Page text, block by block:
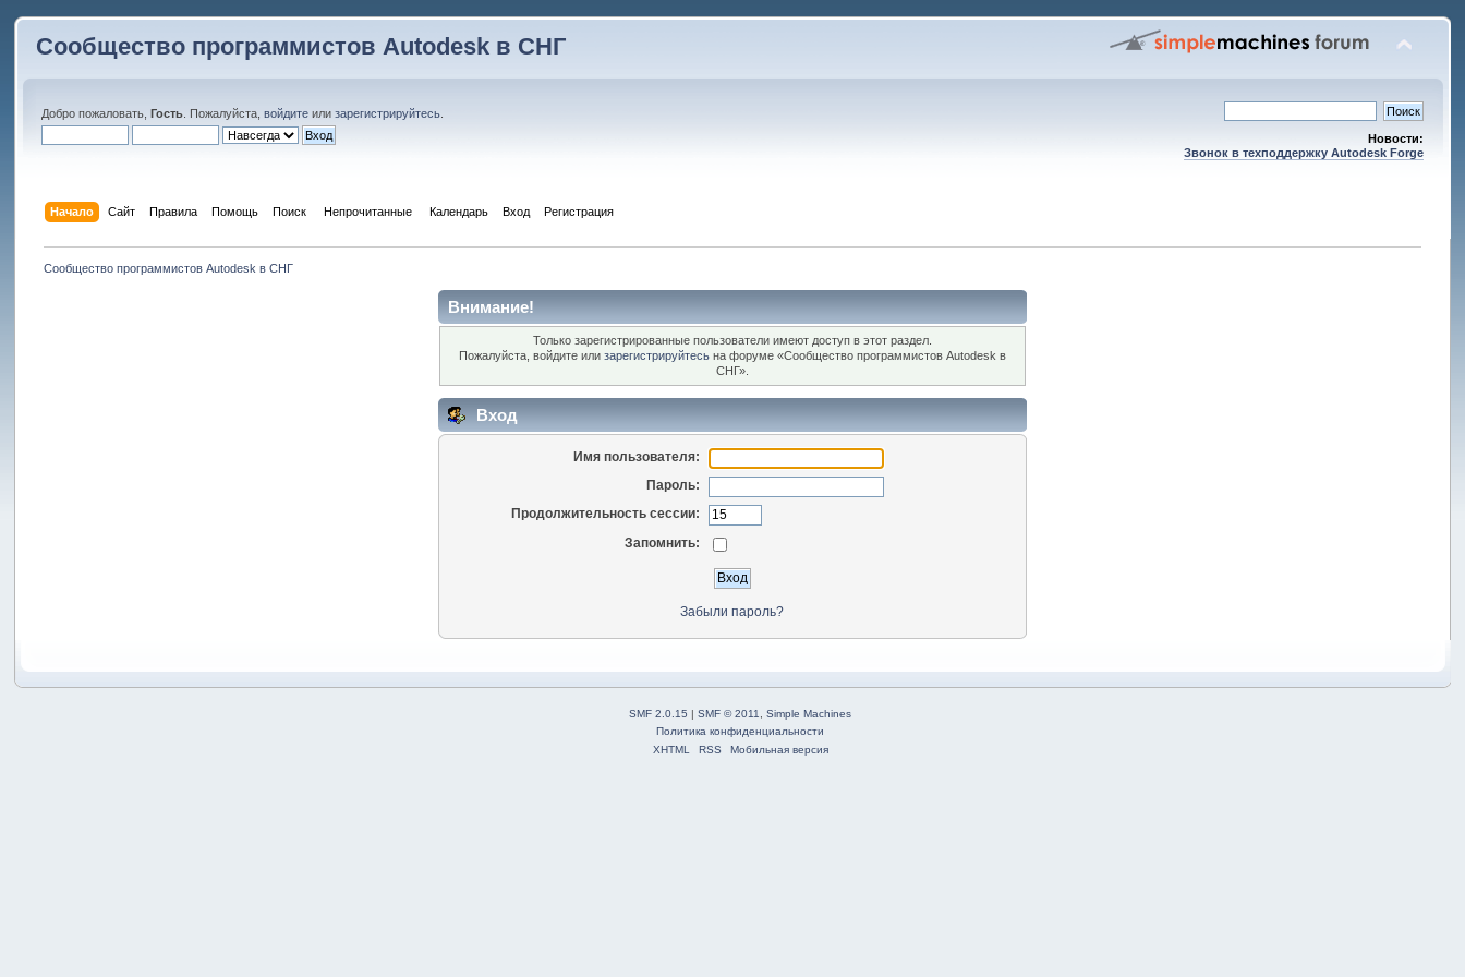
Сообщество программистов Autodesk в СНГ
Добро пожаловать,Гость . Пожалуйста,войдите илизарегистрируйтесь
Новости:
Звонок в техподдержку Autodesk Forge
Начало Сайт Правила Помощь Поиск Непрочитанные Календарь Вход Регистрация
Сообщество программистов Autodesk в СНГ
Внимание!
Только зарегистрированные пользователи имеют доступ в этот раздел.
Пожалуйста, войдите или зарегистрируйтесьна форуме «Сообщество программистов Autodesk в
СНГ».
Вход
Имя пользователя:
Пароль:
Продолжительность сессии:
Запомнить:
Забыли пароль?
SMF 2.0.15 |SMF © 2011 ,Simple Machines
Политика конфиденциальности
XHTML
RSS Мобильная версия